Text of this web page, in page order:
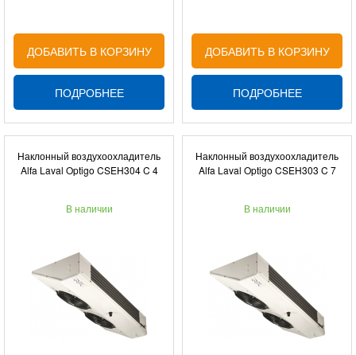
ДОБАВИТЬ В КОРЗИНУ
ПОДРОБНЕЕ
ДОБАВИТЬ В КОРЗИНУ
ПОДРОБНЕЕ
Наклонный воздухоохладитель
Alfa Laval Optigo CSEH304 C 4
В наличии
Наклонный воздухоохладитель
Alfa Laval Optigo CSEH303 C 7
В наличии